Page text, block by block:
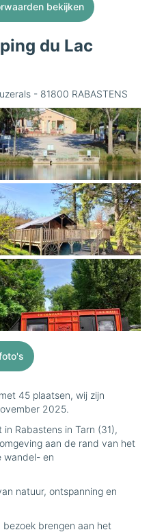
bekijken
du Lac
- 81800 RABASTENS
45 plaatsen, wij zijn
2025.
Rabastens in Tarn (31),
aan de rand van het
wandel- en
natuur, ontspanning en
brengen aan het